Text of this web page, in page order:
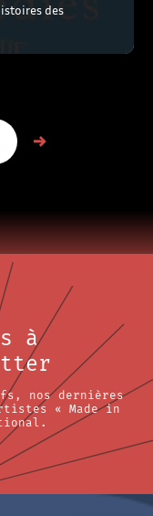
des
à
nos dernières
« Made in